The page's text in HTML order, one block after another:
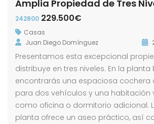
242800 229.500€
Casas
Juan Diego Domínguez
Presentamos esta excepcional
distribuye en tres niveles. En la planta
encontrarás una espaciosa
para dos vehículos y una habitación
como oficina o dormitorio adicional.
planta ofrece un aseo práctico, así